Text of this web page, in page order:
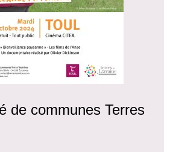
de communes Terres